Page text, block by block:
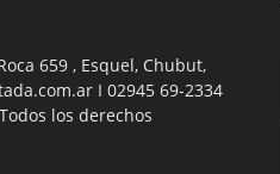
659 , Esquel, Chubut,
I 02945 69-2334
los derechos